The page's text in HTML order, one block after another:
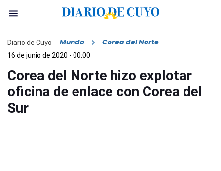
Diario de Cuyo Mundo Corea del Norte
16 de junio de 2020 - 00:00
Corea del Norte hizo explotar
oficina de enlace con Corea del
Sur